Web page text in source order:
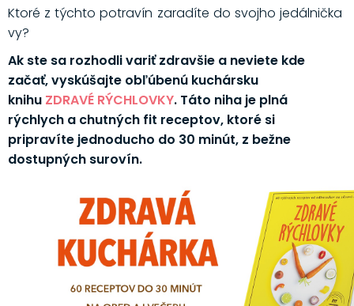
Ktoré z týchto potravín zaradíte do svojho jedálnička
vy?
Ak ste sa rozhodli variť zdravšie a neviete kde
začať, vyskúšajte obľúbenú kuchársku
knihu ZDRAVÉ RÝCHLOVKY. Táto niha je plná
rýchlych a chutných fit receptov, ktoré si
pripravíte jednoducho do 30 minút, z bežne
dostupných surovín.